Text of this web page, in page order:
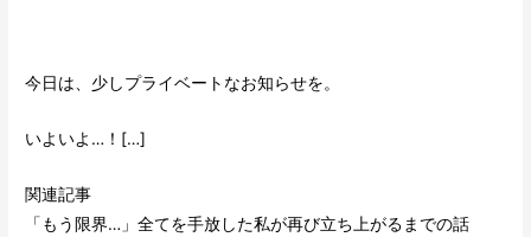
今日は、少しプライベートなお知らせを。
いよいよ…！[…]
関連記事
「もう限界…」全てを手放した私が再び立ち上がるまでの話